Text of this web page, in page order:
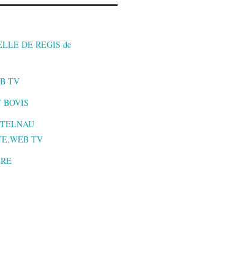
DE REGIS de
TV
BOVIS
TV